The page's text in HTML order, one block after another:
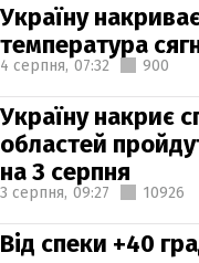
Україну
температура
4 серпня, 07:32 900
Україну накриє
областей
на 3 серпня
3 серпня, 09:27 10926
Від спеки +40